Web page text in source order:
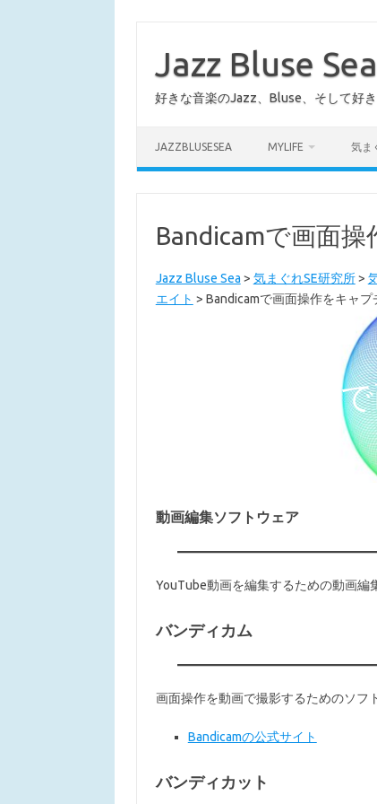
Jazz Bluse Sea
好きな音楽のJazz、Bluse、そして好
JAZZBLUSESEA MYLIFE 気ま
Bandicamで画面
Jazz Bluse Sea > 気まぐれSE研究所>
エイト > Bandicamで画面操作をキャプ
Bandicam
動画編集ソフトウェア
YouTube動画を編集するための動画編
バンディカム
画面操作を動画で撮影するためのソフ
Bandicamの公式サイト
バンディカット